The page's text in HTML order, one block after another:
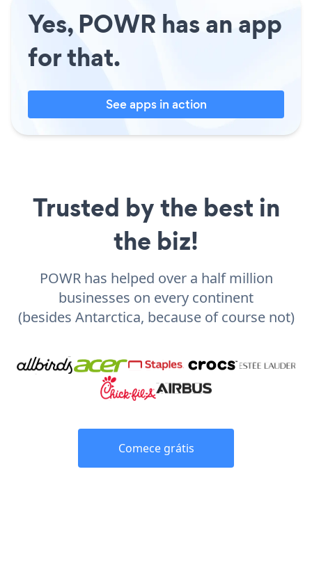
Yes, POWR has an app
for that.
See apps in action
Trusted by the best in
the biz!
POWR has helped over a half million
businesses on every continent
(besides Antarctica, because of course not)
Comece grátis